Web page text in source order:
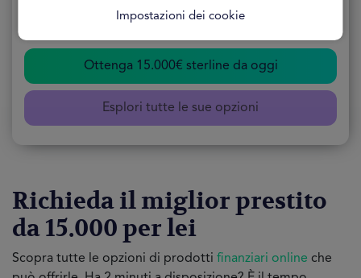
Impostazioni dei cookie
Ottenga 15.000€ sterline da oggi
Esplori tutte le sue opzioni
Richieda il miglior prestito
da 15.000 per lei
Scopra tutte le opzioni di prodotti finanziari online che